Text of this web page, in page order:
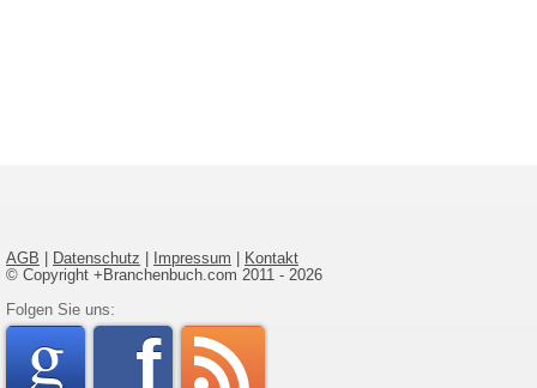
AGB Datenschutz Impressum
Kontakt
© Copyright +Branchenbuch.com 2011 - 2026
Folgen Sie uns:
google